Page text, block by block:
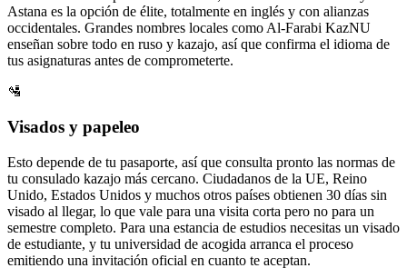
Astana es la opción de élite, totalmente en inglés y con alianzas
occidentales. Grandes nombres locales como Al-Farabi KazNU
enseñan sobre todo en ruso y kazajo, así que confirma el idioma de
tus asignaturas antes de comprometerte.
🛂
Visados y papeleo
Esto depende de tu pasaporte, así que consulta pronto las normas de
tu consulado kazajo más cercano. Ciudadanos de la UE, Reino
Unido, Estados Unidos y muchos otros países obtienen 30 días sin
visado al llegar, lo que vale para una visita corta pero no para un
semestre completo. Para una estancia de estudios necesitas un visado
de estudiante, y tu universidad de acogida arranca el proceso
emitiendo una invitación oficial en cuanto te aceptan.